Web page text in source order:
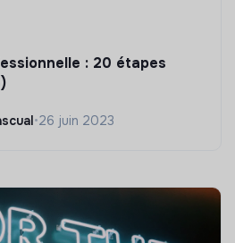
: 20 étapes
•26 juin 2023